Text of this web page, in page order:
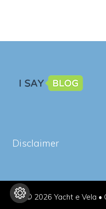
Disclaimer
© 2026 Yacht e Vela •